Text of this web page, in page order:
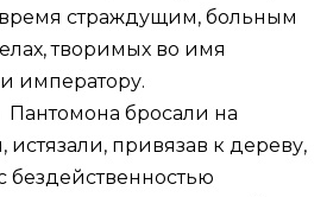
время страждущим, больным
творимых во имя
императору.
бросали на
привязав к дереву,
бездейственностью